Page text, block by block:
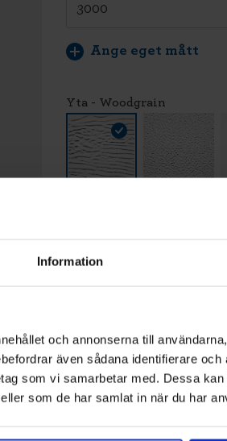
Information
och annonserna till
även sådana identifierare och
som vi samarbetar med. Dessa
som de har samlat in när du har
Ange eget mått
Yta - Woodgrain
Vi